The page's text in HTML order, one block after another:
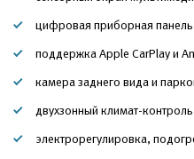
цифровая приборная
поддержка Apple CarPlay и
камера заднего вида и
двухзонный климат-
электрорегулировка,